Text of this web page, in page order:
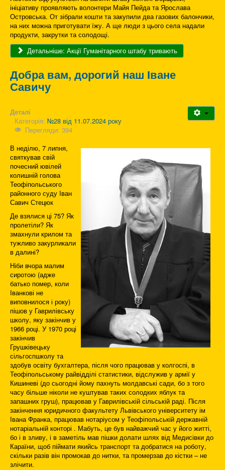
ініціативу проявляють волонтери Майя Пейда та Ярослава
Островська. От зібрали кошти та закупили два газових балончики,
на них можна приготувати їжу. А ще люди з цього села надали
продукти, закрутки та солодощі.
Детальніше: Акції Гуманітарного штабу тривають
Добра вам, дорогий наш Іване
Савичу
Деталі
Категорія: №28 від 11.07.2024 року
Перегляди: 394
В неділю, 7 липня,
святкував свій
почесний ювілей
колишній голова
Теофіпольського
районного суду Іван
Савич Стецюк
Де взялися ці 75? Як
пролетіли? Як
змахнули крилом та
тужливо закурликали
в далині?
Ніби вчора малим
сиротою (адже
батько помер, коли
Іванкові не
виповнилося і року)
пішов у Гаврилівську
школу, яку закінчив у
1966 році. У 1970 році
закінчив
Грушківецьку
сільгоспшколу та
здобув освіту бухгалтера, після чого працював у колгоспі, в
Теофіпольському райвідділі статистики, відслужив у армії у
Кишиневі (до сьогодні йому пахнуть молдавські сади, бо з того
часу більше ніколи не куштував таких солодких яблук та
запашних груш), працював у Гаврилівській сільській раді. Після
закінчення юридичного факультету Львівського університету ім
Івана Франка, працював нотаріусом у Теофіпольській державній
нотаріальній конторі . Мабуть, це був найважчий час у його житті,
бо і в зливу, і в заметіль мав пішки долати шлях від Медисівки до
Караїни, щоб піймати якийсь транспорт та добратися на роботу,
скільки разів він промокав до нитки, та промерзав до кістки – не
злічити.